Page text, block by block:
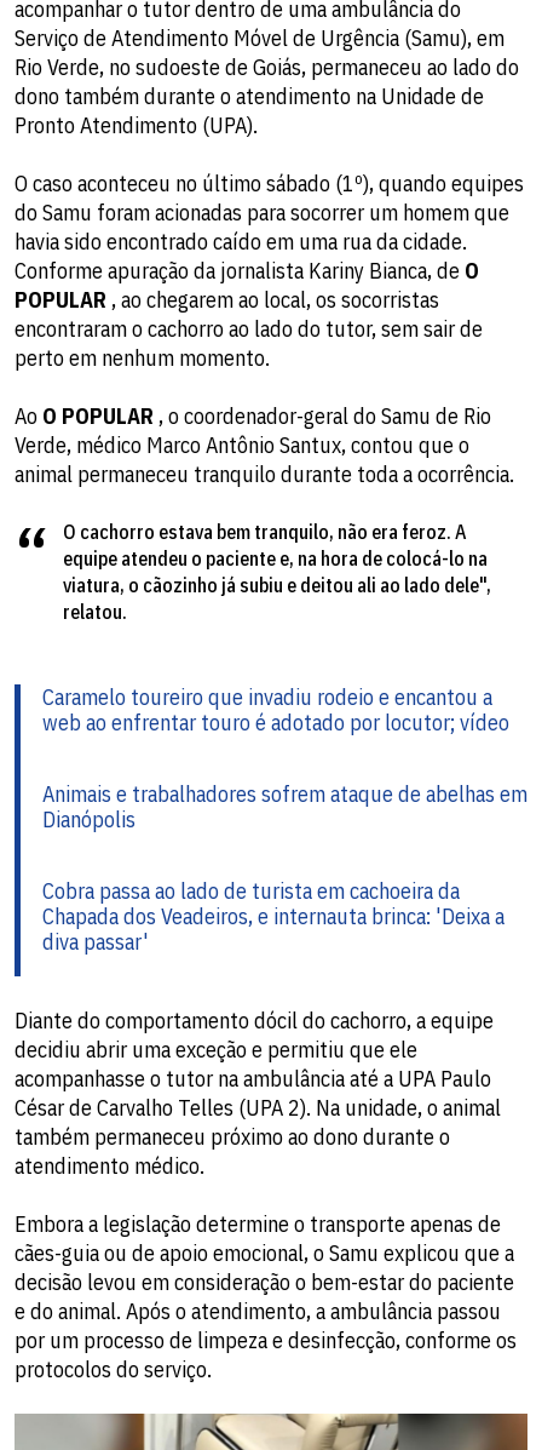
acompanhar o tutor dentro de uma ambulância do
Serviço de Atendimento Móvel de Urgência (Samu), em
Rio Verde, no sudoeste de Goiás, permaneceu ao lado do
dono também durante o atendimento na Unidade de
Pronto Atendimento (UPA).
O caso aconteceu no último sábado (1º), quando equipes
do Samu foram acionadas para socorrer um homem que
havia sido encontrado caído em uma rua da cidade.
Conforme apuração da jornalista Kariny Bianca, de O
POPULAR , ao chegarem ao local, os socorristas
encontraram o cachorro ao lado do tutor, sem sair de
perto em nenhum momento.
Ao O POPULAR , o coordenador-geral do Samu de Rio
Verde, médico Marco Antônio Santux, contou que o
animal permaneceu tranquilo durante toda a ocorrência.
O cachorro estava bem tranquilo, não era feroz. A
equipe atendeu o paciente e, na hora de colocá-lo na
viatura, o cãozinho já subiu e deitou ali ao lado dele",
relatou.
Caramelo toureiro que invadiu rodeio e encantou a
web ao enfrentar touro é adotado por locutor; vídeo
Animais e trabalhadores sofrem ataque de abelhas em
Dianópolis
Cobra passa ao lado de turista em cachoeira da
Chapada dos Veadeiros, e internauta brinca: 'Deixa a
diva passar'
Diante do comportamento dócil do cachorro, a equipe
decidiu abrir uma exceção e permitiu que ele
acompanhasse o tutor na ambulância até a UPA Paulo
César de Carvalho Telles (UPA 2). Na unidade, o animal
também permaneceu próximo ao dono durante o
atendimento médico.
Embora a legislação determine o transporte apenas de
cães-guia ou de apoio emocional, o Samu explicou que a
decisão levou em consideração o bem-estar do paciente
e do animal. Após o atendimento, a ambulância passou
por um processo de limpeza e desinfecção, conforme os
protocolos do serviço.